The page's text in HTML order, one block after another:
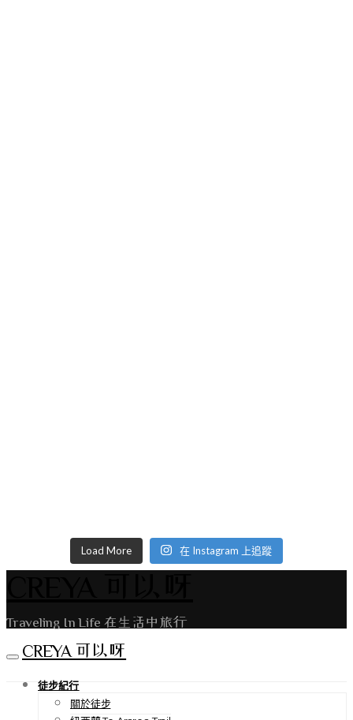
Load More 在 Instagram 上追蹤
Traveling In Life 在生活中旅行
CREYA 可以呀
徒步紀行
關於徒步